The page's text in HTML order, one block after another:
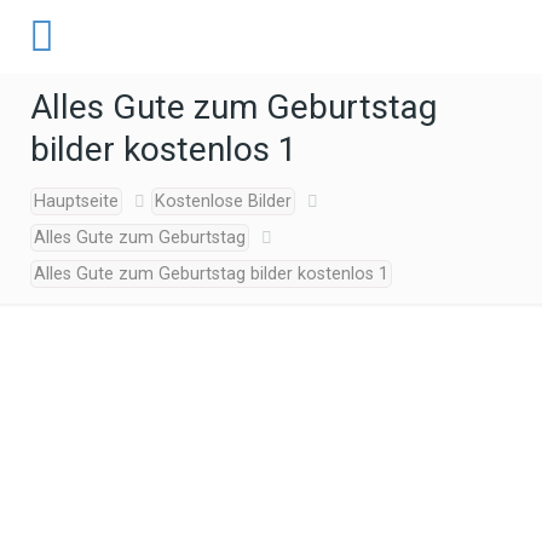
Alles Gute zum Geburtstag
bilder kostenlos 1
Hauptseite
Kostenlose Bilder
Alles Gute zum Geburtstag
Alles Gute zum Geburtstag bilder kostenlos 1